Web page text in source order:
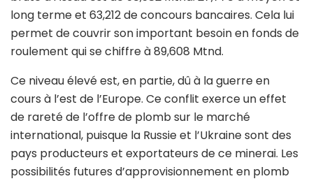
long terme et 63,212 de concours bancaires. Cela lui
permet de couvrir son important besoin en fonds de
roulement qui se chiffre à 89,608 Mtnd.
Ce niveau élevé est, en partie, dû à la guerre en
cours à l’est de l’Europe. Ce conflit exerce un effet
de rareté de l’offre de plomb sur le marché
international, puisque la Russie et l’Ukraine sont des
pays producteurs et exportateurs de ce minerai. Les
possibilités futures d’approvisionnement en plomb